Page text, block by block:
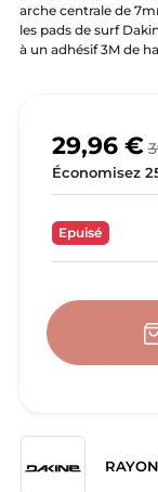
arche centrale de
les pads de surf
à un adhésif 3M de
29,96 €
Économisez
Epuisé